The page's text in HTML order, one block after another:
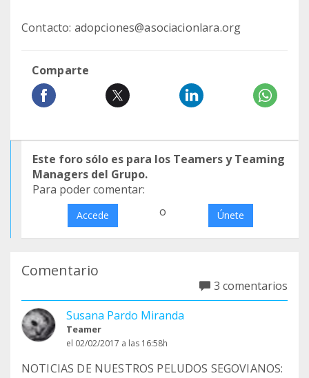
Contacto: adopciones@asociacionlara.org
Comparte
Este foro sólo es para los Teamers y Teaming
Managers del Grupo.
Para poder comentar:
Accede o Únete
Comentario
3 comentarios
Susana Pardo Miranda
Teamer
el 02/02/2017 a las 16:58h
NOTICIAS DE NUESTROS PELUDOS SEGOVIANOS: